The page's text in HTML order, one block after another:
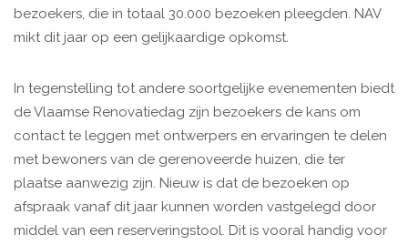
bezoekers, die in totaal 30.000 bezoeken pleegden. NAV
mikt dit jaar op een gelijkaardige opkomst.
In tegenstelling tot andere soortgelijke evenementen biedt
de Vlaamse Renovatiedag zijn bezoekers de kans om
contact te leggen met ontwerpers en ervaringen te delen
met bewoners van de gerenoveerde huizen, die ter
plaatse aanwezig zijn. Nieuw is dat de bezoeken op
afspraak vanaf dit jaar kunnen worden vastgelegd door
middel van een reserveringstool. Dit is vooral handig voor